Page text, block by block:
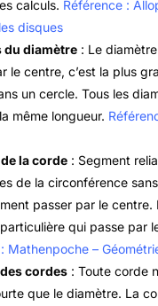
calculs. Référence :
disques
du diamètre : Le
le centre, c’est la plus
un cercle. Tous les
même longueur.
la corde : Segment
de la circonférence sans
passer par le centre.
qui passe par
Mathenpoche –
cordes : Toute corde
que le diamètre. La